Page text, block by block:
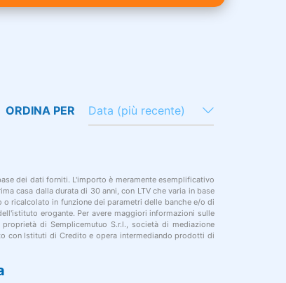
ORDINA PER Data (più recente)
dei dati forniti. L'importo è meramente esemplificativo
casa dalla durata di 30 anni, con LTV che varia in base
ricalcolato in funzione dei parametri delle banche e/o di
erogante. Per avere maggiori informazioni sulle
di Semplicemutuo S.r.l., società di mediazione
con Istituti di Credito e opera intermediando prodotti di